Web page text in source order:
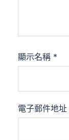
顯示名稱 *
電子郵件地址